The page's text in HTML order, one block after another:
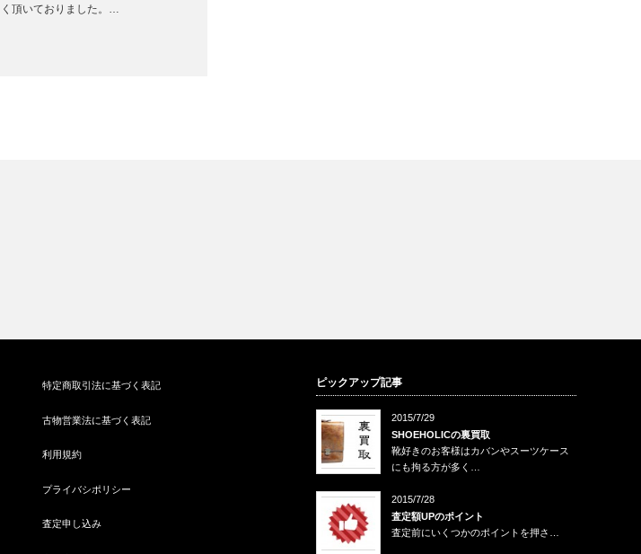
く頂いておりました。…
特定商取引法に基づく表記
古物営業法に基づく表記
利用規約
プライバシポリシー
査定申し込み
ピックアップ記事
2015/7/29
SHOEHOLICの裏買取
靴好きのお客様はカバンやスーツケース
にも拘る方が多く…
2015/7/28
査定額UPのポイント
査定前にいくつかのポイントを押さ…